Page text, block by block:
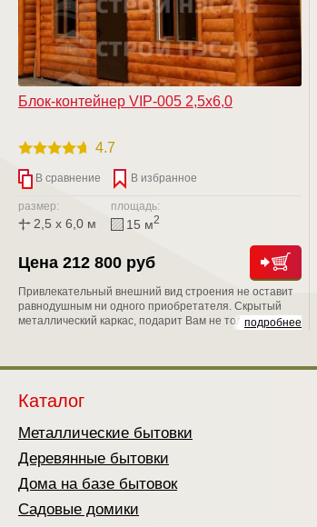
Блок-контейнер VIP-005 2,5х6,0
4.7
В сравнение В избранное
размер:
2,5 x 6,0 м
площадь:
15 м2
Цена 212 800 руб
подробнее
Привлекательный внешний вид строения не оставит
равнодушным ни одного приобретателя. Скрытый
металлический каркас, подарит Вам не только
круглогодичное проживание в нем;
Каталог
Металлические бытовки
Деревянные бытовки
Дома на базе бытовок
Садовые домики